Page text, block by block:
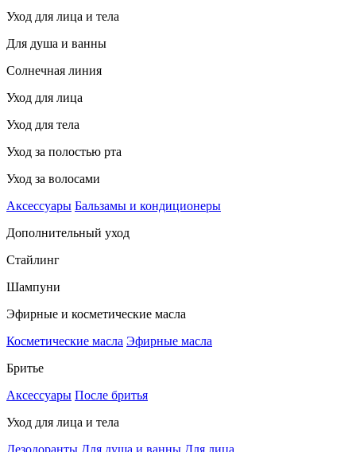
Уход для лица и тела
Для душа и ванны
Солнечная линия
Уход для лица
Уход для тела
Уход за полостью рта
Уход за волосами
Аксессуары Бальзамы и кондиционеры
Дополнительный уход
Стайлинг
Шампуни
Эфирные и косметические масла
Косметические масла Эфирные масла
Бритье
Аксессуары После бритья
Уход для лица и тела
Дезодоранты Для душа и ванны Для лица